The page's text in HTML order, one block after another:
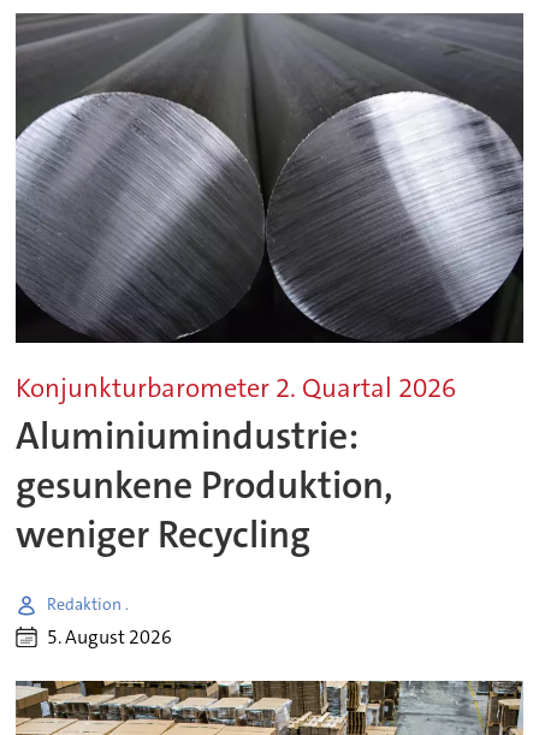
Konjunkturbarometer 2. Quartal 2026
Aluminiumindustrie:
gesunkene Produktion,
weniger Recycling
Redaktion .
5. August 2026